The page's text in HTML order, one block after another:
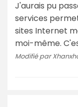
J'aurais pu
services
sites Internet
moi-même.
Modifié par